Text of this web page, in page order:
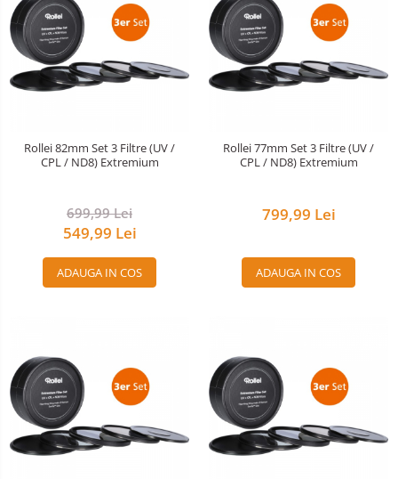
Rollei 82mm Set 3 Filtre (UV /
CPL / ND8) Extremium
699,99 Lei
549,99 Lei
ADAUGA IN COS
Rollei 77mm Set 3 Filtre (UV /
CPL / ND8) Extremium
799,99 Lei
ADAUGA IN COS